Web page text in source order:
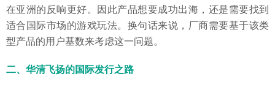
在亚洲的反响更好。因此产品想要成功出海，还是需要找到
适合国际市场的游戏玩法。换句话来说，厂商需要基于该类
型产品的用户基数来考虑这一问题。
二、华清飞扬的国际发行之路